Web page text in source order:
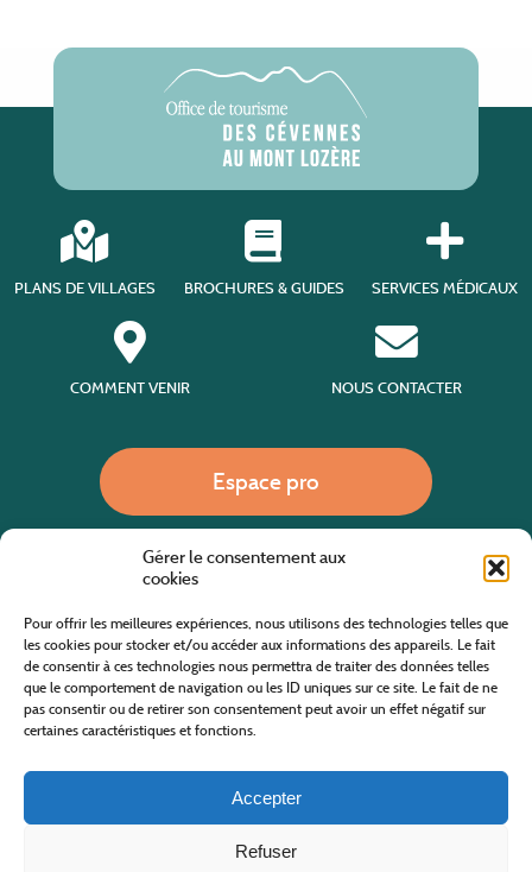
Gérer le consentement aux
cookies
Pour offrir les meilleures expériences, nous utilisons des technologies telles que
les cookies pour stocker et/ou accéder aux informations des appareils. Le fait
de consentir à ces technologies nous permettra de traiter des données telles
que le comportement de navigation ou les ID uniques sur ce site. Le fait de ne
pas consentir ou de retirer son consentement peut avoir un effet négatif sur
certaines caractéristiques et fonctions.
Accepter
Refuser
PLANS DE VILLAGES BROCHURES & GUIDES SERVICES MÉDICAUX
COMMENT VENIR NOUS CONTACTER
Espace pro
Site internet cofinancé par le fonds européen agricole pour le développement rural
L'Europe investit dans les zones rurales
Office de Tourisme des Cévennes au Mont Lozère